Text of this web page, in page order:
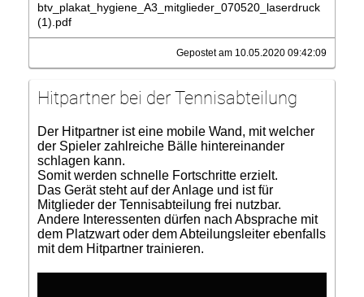
btv_plakat_hygiene_A3_mitglieder_070520_laserdruck
(1).pdf
Gepostet am 10.05.2020 09:42:09
Hitpartner bei der Tennisabteilung
Der Hitpartner ist eine mobile Wand, mit welcher
der Spieler zahlreiche Bälle hintereinander
schlagen kann.
Somit werden schnelle Fortschritte erzielt.
Das Gerät steht auf der Anlage und ist für
Mitglieder der Tennisabteilung frei nutzbar.
Andere Interessenten dürfen nach Absprache mit
dem Platzwart oder dem Abteilungsleiter ebenfalls
mit dem Hitpartner trainieren.